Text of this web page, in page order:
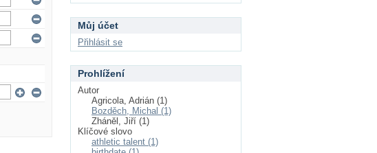
Můj účet
Přihlásit se
Prohlížení
Autor
Agricola, Adrián (1)
Bozděch, Michal (1)
Zháněl, Jiří (1)
Klíčové slovo
athletic talent (1)